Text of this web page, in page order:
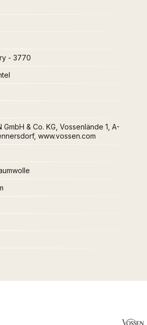
- 3770
GmbH & Co. KG, Vossenlände 1, A-
www.vossen.com